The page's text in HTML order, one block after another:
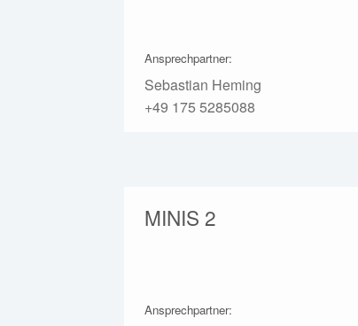
Ansprechpartner:
Sebastian Heming
+49 175 5285088
MINIS 2
Ansprechpartner: